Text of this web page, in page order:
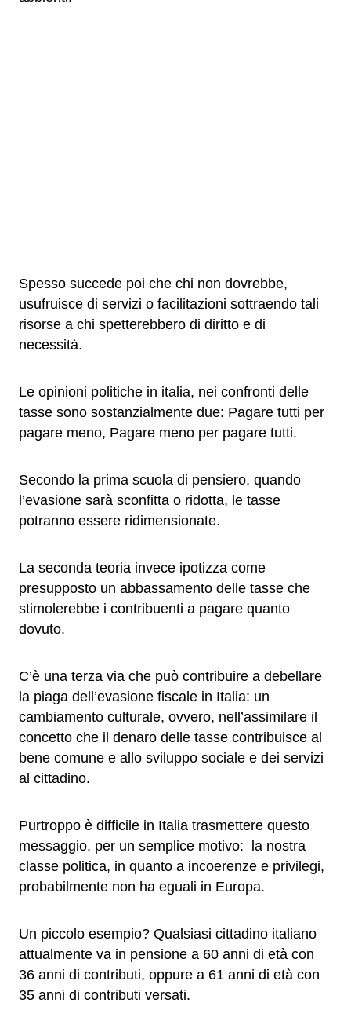
Spesso succede poi che chi non dovrebbe,
usufruisce di servizi o facilitazioni sottraendo tali
risorse a chi spetterebbero di diritto e di
necessità.
Le opinioni politiche in italia, nei confronti delle
tasse sono sostanzialmente due: Pagare tutti per
pagare meno, Pagare meno per pagare tutti.
Secondo la prima scuola di pensiero, quando
l’evasione sarà sconfitta o ridotta, le tasse
potranno essere ridimensionate.
La seconda teoria invece ipotizza come
presupposto un abbassamento delle tasse che
stimolerebbe i contribuenti a pagare quanto
dovuto.
C’è una terza via che può contribuire a debellare
la piaga dell’evasione fiscale in Italia: un
cambiamento culturale, ovvero, nell’assimilare il
concetto che il denaro delle tasse contribuisce al
bene comune e allo sviluppo sociale e dei servizi
al cittadino.
Purtroppo è difficile in Italia trasmettere questo
messaggio, per un semplice motivo: la nostra
classe politica, in quanto a incoerenze e privilegi,
probabilmente non ha eguali in Europa.
Un piccolo esempio? Qualsiasi cittadino italiano
attualmente va in pensione a 60 anni di età con
36 anni di contributi, oppure a 61 anni di età con
35 anni di contributi versati.